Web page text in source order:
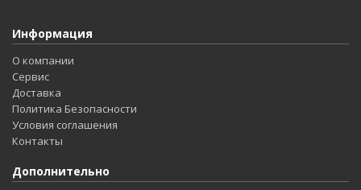
Информация
О компании
Сервис
Доставка
Политика Безопасности
Условия соглашения
Контакты
Дополнительно